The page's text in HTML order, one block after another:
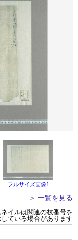
フルサイズ画像1
＞ 一覧を見る
イルは関連の枝番号を
している場合があります